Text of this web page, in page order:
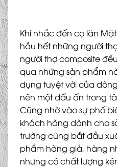
Khi nhắc đến cọ lăn
hầu hết những người
người thợ composite
qua những sản phẩm
dụng tuyệt vời của
nên một dấu ấn trong
Cũng nhờ vào sự phố
khách hàng dành cho
trường cũng bắt đầu
phẩm hàng giả, hàng
nhưng có chất lượng